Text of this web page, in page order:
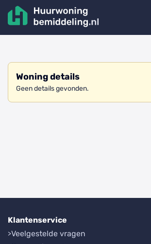
Woning details
Geen details gevonden.
Klantenservice
Veelgestelde vragen